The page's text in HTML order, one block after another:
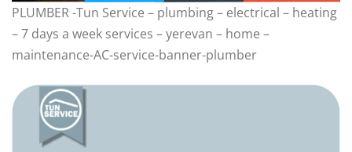
PLUMBER -Tun Service – plumbing – electrical – heating
– 7 days a week services – yerevan – home –
maintenance-AC-service-banner-plumber